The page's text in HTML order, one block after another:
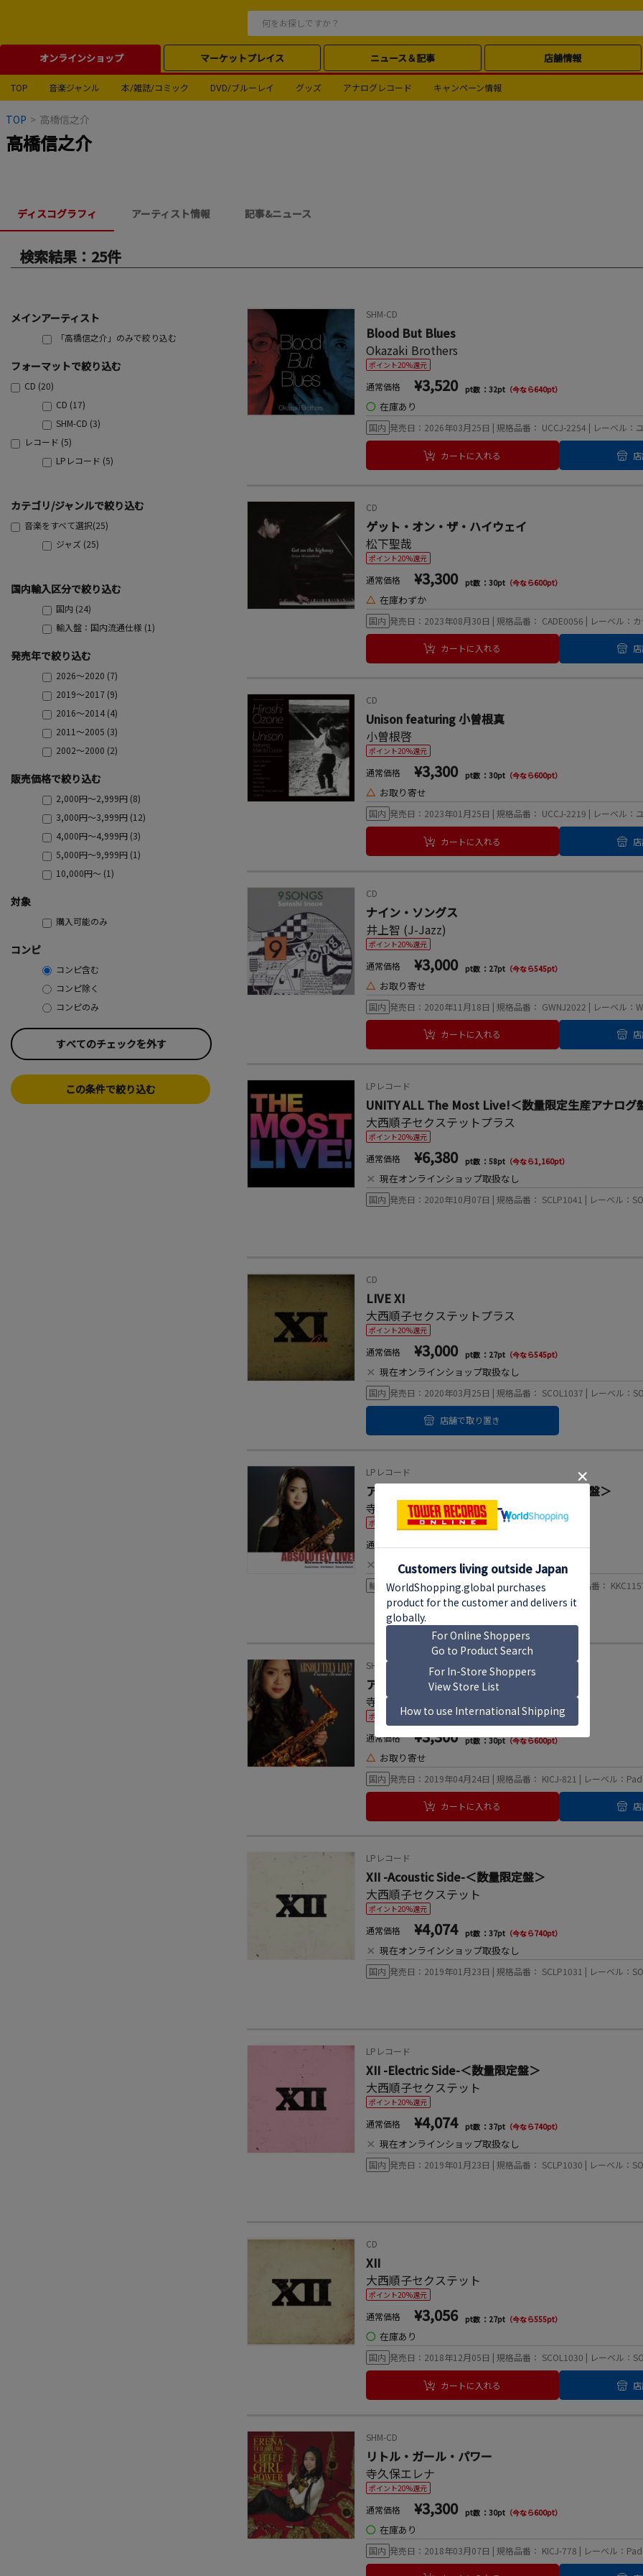
オンラインショップ マーケットプレイス ニュース＆記事 店舗情報
TOP 音楽ジャンル 本/雑誌/コミック DVD/ブルーレイ グッズ アナログレコード キャンペーン情報
TOP > 高橋信之介
高橋信之介
ディスコグラフィ アーティスト情報 記事&ニュース
検索結果：25件
メインアーティスト
「高橋信之介」のみで絞り込む
フォーマットで絞り込む
CD (20)
CD (17)
SHM-CD (3)
レコード (5)
LPレコード (5)
カテゴリ/ジャンルで絞り込む
音楽をすべて選択(25)
ジャズ (25)
国内輸入区分で絞り込む
国内 (24)
輸入盤：国内流通仕様 (1)
発売年で絞り込む
2026～2020 (7)
2019～2017 (9)
2016～2014 (4)
2011～2005 (3)
2002～2000 (2)
販売価格で絞り込む
2,000円～2,999円 (8)
3,000円～3,999円 (12)
4,000円～4,999円 (3)
5,000円～9,999円 (1)
10,000円～ (1)
対象
購入可能のみ
コンピ
コンピ含む
コンピ除く
コンピのみ
すべてのチェックを外す
この条件で絞り込む
SHM-CD
Blood But Blues
Okazaki Brothers
ポイント20%還元
通常価格 ¥3,520 pt数 ：32pt （今なら640pt）
◯ 在庫あり
国内 発売日：2026年03月25日 | 規格品番： UCCJ-2254 | レーベル：
カートに入れる
CD
ゲット・オン・ザ・ハイウェイ
松下聖哉
ポイント20%還元
通常価格 ¥3,300 pt数 ：30pt （今なら600pt）
△ 在庫わずか
国内 発売日：2023年08月30日 | 規格品番： CADE0056 | レーベル：
カートに入れる
CD
Unison featuring 小曽根真
小曽根啓
ポイント20%還元
通常価格 ¥3,300 pt数 ：30pt （今なら600pt）
△ お取り寄せ
国内 発売日：2023年01月25日 | 規格品番： UCCJ-2219 | レーベル：
カートに入れる
CD
ナイン・ソングス
井上智 (J-Jazz)
ポイント20%還元
通常価格 ¥3,000 pt数 ：27pt （今なら545pt）
△ お取り寄せ
国内 発売日：2020年11月18日 | 規格品番： GWNJ2022 | レーベル：
カートに入れる
LPレコード
UNITY ALL The Most Live!＜数量限定生産アナログ
大西順子セクステットプラス
ポイント20%還元
通常価格 ¥6,380 pt数 ：58pt （今なら1,160pt）
× 現在オンラインショップ取扱なし
国内 発売日：2020年10月07日 | 規格品番： SCLP1041 | レーベル：
CD
LIVE XI
大西順子セクステットプラス
ポイント20%還元
通常価格 ¥3,000 pt数 ：27pt （今なら545pt）
× 現在オンラインショップ取扱なし
国内 発売日：2020年03月25日 | 規格品番： SCOL1037 | レーベル：
店舗で取り置き
LPレコード
アブソルートリー・ライヴ!＜完全限定生産盤＞
寺久保エレナ
ポイント20%還元
通常価格 ¥11,000 pt数 ：100pt（今なら2,000pt）
× 現在オンラインショップ取扱なし
輸入盤：国内流通仕様 発売日：2020年03月13日 | 規格品番：
SHM-CD
アブソルートリー・ライヴ!
寺久保エレナ
ポイント20%還元
通常価格 ¥3,300 pt数 ：30pt（今なら600pt）
△ お取り寄せ
国内 発売日：2019年04月24日 | 規格品番： KICJ-821 | レーベル：
カートに入れる
LPレコード
XII -Acoustic Side-＜数量限定盤＞
大西順子セクステット
ポイント20%還元
通常価格 ¥4,074 pt数 ：37pt （今なら740pt）
× 現在オンラインショップ取扱なし
国内 発売日：2019年01月23日 | 規格品番： SCLP1031 | レーベル：
LPレコード
XII -Electric Side-＜数量限定盤＞
大西順子セクステット
ポイント20%還元
通常価格 ¥4,074 pt数 ：37pt （今なら740pt）
× 現在オンラインショップ取扱なし
国内 発売日：2019年01月23日 | 規格品番： SCLP1030 | レーベル：
CD
XII
大西順子セクステット
ポイント20%還元
通常価格 ¥3,056 pt数 ：27pt （今なら555pt）
◯ 在庫あり
国内 発売日：2018年12月05日 | 規格品番： SCOL1030 | レーベル：
カートに入れる
SHM-CD
リトル・ガール・パワー
寺久保エレナ
ポイント20%還元
通常価格 ¥3,300 pt数 ：30pt （今なら600pt）
◯ 在庫あり
国内 発売日：2018年03月07日 | 規格品番： KICJ-778 | レーベル：